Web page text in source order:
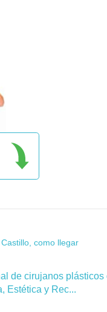
como llegar
de cirujanos
Estética y Rec...